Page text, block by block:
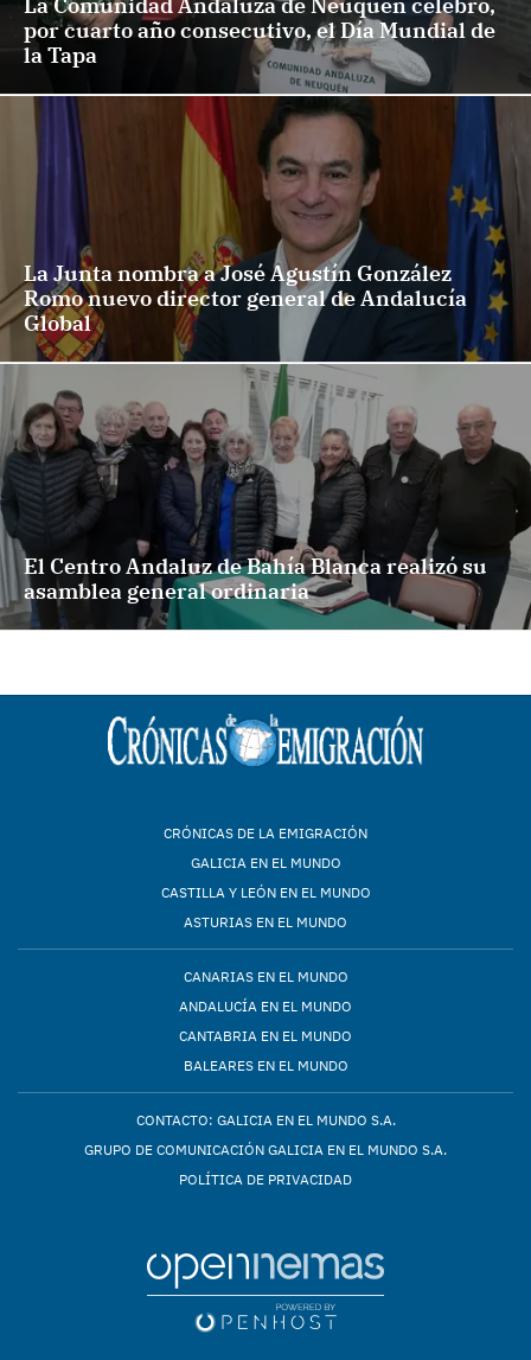
La Comunidad Andaluza de Neuquén celebró,
por cuarto año consecutivo, el Día Mundial de
la Tapa
La Junta nombra a José Agustín González
Romo nuevo director general de Andalucía
Global
El Centro Andaluz de Bahía Blanca realizó su
asamblea general ordinaria
CRÓNICAS DE LA EMIGRACIÓN
GALICIA EN EL MUNDO
CASTILLA Y LEÓN EN EL MUNDO
ASTURIAS EN EL MUNDO
CANARIAS EN EL MUNDO
ANDALUCÍA EN EL MUNDO
CANTABRIA EN EL MUNDO
BALEARES EN EL MUNDO
CONTACTO: GALICIA EN EL MUNDO S.A.
GRUPO DE COMUNICACIÓN GALICIA EN EL MUNDO S.A.
POLÍTICA DE PRIVACIDAD